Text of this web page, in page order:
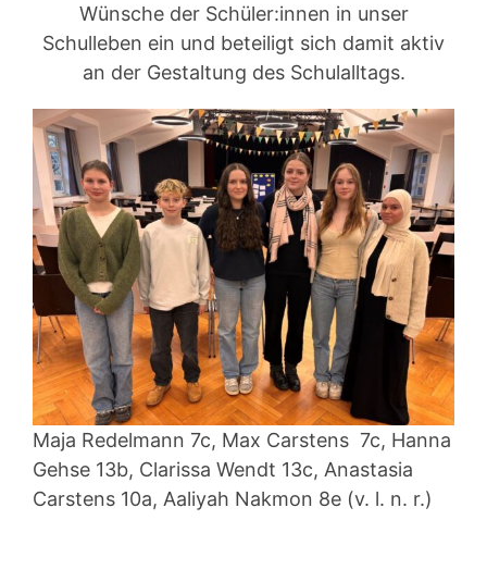
Wünsche der Schüler:innen in unser
Schulleben ein und beteiligt sich damit aktiv
an der Gestaltung des Schulalltags.
Maja Redelmann 7c, Max Carstens 7c, Hanna
Gehse 13b, Clarissa Wendt 13c, Anastasia
Carstens 10a, Aaliyah Nakmon 8e (v. l. n. r.)